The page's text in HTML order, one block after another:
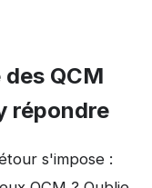
QCM
répondre
s'impose :